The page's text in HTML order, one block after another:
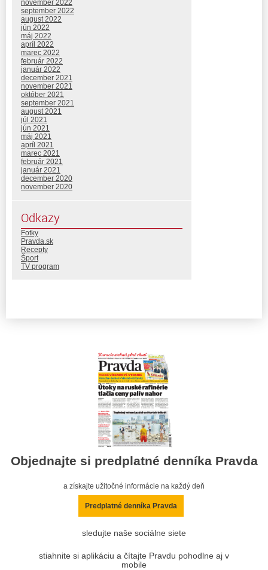
november 2022
september 2022
august 2022
jún 2022
máj 2022
apríl 2022
marec 2022
február 2022
január 2022
december 2021
november 2021
október 2021
september 2021
august 2021
júl 2021
jún 2021
máj 2021
apríl 2021
marec 2021
február 2021
január 2021
december 2020
november 2020
Odkazy
Fotky
Pravda.sk
Recepty
Šport
TV program
Objednajte si predplatné denníka Pravda
a získajte užitočné informácie na každý deň
Predplatné denníka Pravda
sledujte naše sociálne siete
stiahnite si aplikáciu a čítajte Pravdu pohodlne aj v
mobile